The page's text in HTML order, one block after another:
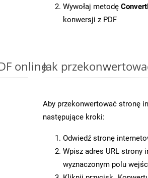
Wywołaj metodę
konwersji z PDF
onlineJak
Aby przekonwertować stronę
następujące kroki:
Odwiedź stronę
Wpisz adres URL strony
wyznaczonym polu